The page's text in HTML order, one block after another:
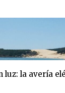
luz: la avería